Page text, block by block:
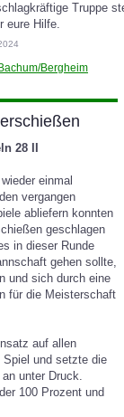
Truppe
eure Hilfe.
Bergheim
28 II
einmal
vergangen
abliefern konnten
geschlagen
in dieser Runde
gehen sollte,
und sich durch eine
für die Meisterschaft
auf allen
Spiel und setzte die
unter Druck.
100 Prozent und